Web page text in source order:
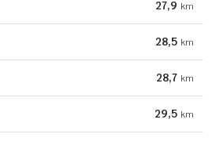
27,9 km
28,5 km
28,7 km
29,5 km